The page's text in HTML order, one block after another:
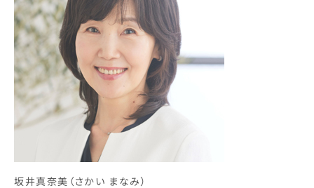
坂井真奈美（さかい まなみ）